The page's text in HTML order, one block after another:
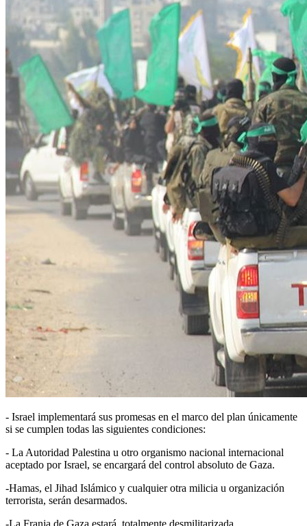
- Israel implementará sus promesas en el marco del plan únicamente
si se cumplen todas las siguientes condiciones:
- La Autoridad Palestina u otro organismo nacional internacional
aceptado por Israel, se encargará del control absoluto de Gaza.
-Hamas, el Jihad Islámico y cualquier otra milicia u organización
terrorista, serán desarmados.
-La Franja de Gaza estará totalmente desmilitarizada